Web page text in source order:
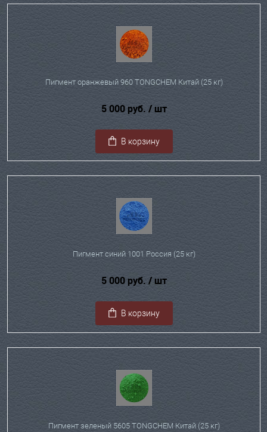
Пигмент оранжевый 960 TONGCHEM Китай (25 кг)
5 000 руб. / шт
В корзину
Пигмент синий 1001 Россия (25 кг)
5 000 руб./ шт
В корзину
Пигмент зеленый 5605 TONGCHEM Китай (25 кг)